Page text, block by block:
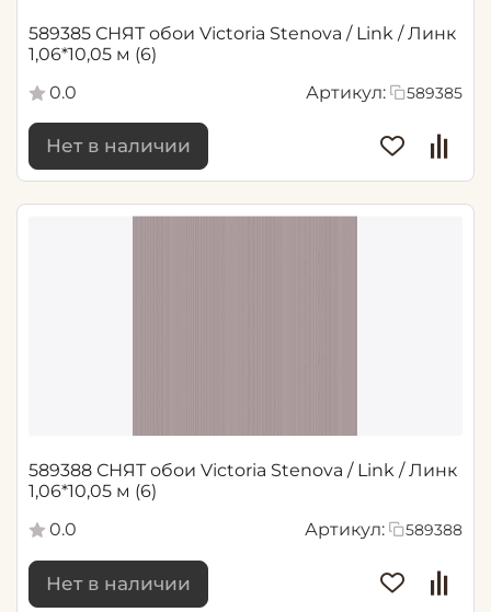
589385 СНЯТ обои Victoria Stenova / Link / Линк
1,06*10,05 м (6)
0.0
Артикул: 589385
Нет в наличии
589388 СНЯТ обои Victoria Stenova / Link / Линк
1,06*10,05 м (6)
0.0
Артикул: 589388
Нет в наличии